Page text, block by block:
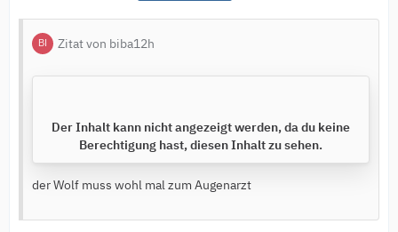
Zitat von biba12h
Der Inhalt kann nicht angezeigt werden, da du keine
Berechtigung hast, diesen Inhalt zu sehen.
der Wolf muss wohl mal zum Augenarzt